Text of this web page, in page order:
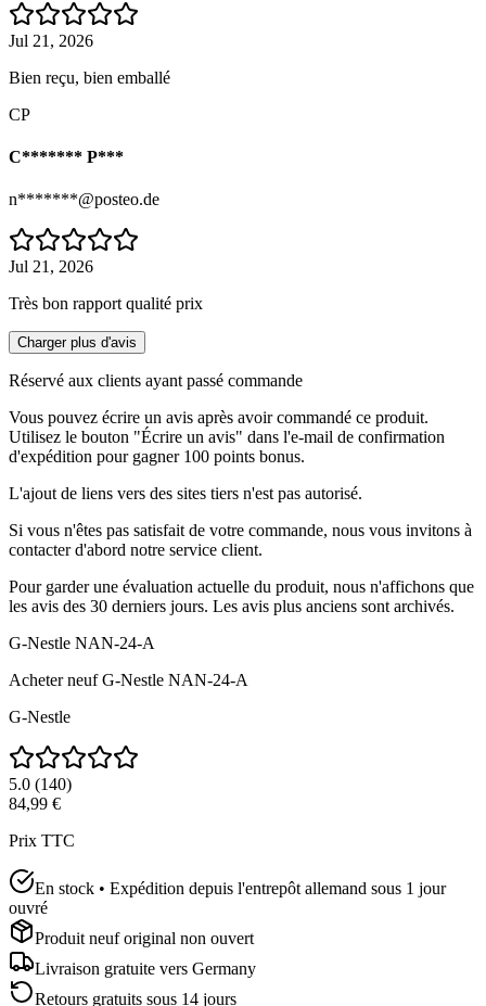
Jul 21, 2026
Bien reçu, bien emballé
CP
C******* P***
n*******@posteo.de
Jul 21, 2026
Très bon rapport qualité prix
Charger plus d'avis
Réservé aux clients ayant passé commande
Vous pouvez écrire un avis après avoir commandé ce produit.
Utilisez le bouton "Écrire un avis" dans l'e-mail de confirmation
d'expédition pour gagner 100 points bonus.
L'ajout de liens vers des sites tiers n'est pas autorisé.
Si vous n'êtes pas satisfait de votre commande, nous vous invitons à
contacter d'abord notre service client.
Pour garder une évaluation actuelle du produit, nous n'affichons que
les avis des 30 derniers jours. Les avis plus anciens sont archivés.
G-Nestle NAN-24-A
Acheter neuf G-Nestle NAN-24-A
G-Nestle
5.0 (140)
84,99 €
Prix TTC
En stock • Expédition depuis l'entrepôt allemand sous 1 jour
ouvré
Produit neuf original non ouvert
Livraison gratuite vers Germany
Retours gratuits sous 14 jours